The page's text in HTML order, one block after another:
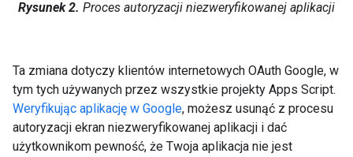
Rysunek 2. Proces autoryzacji niezweryfikowanej aplikacji
Ta zmiana dotyczy klientów internetowych OAuth Google, w
tym tych używanych przez wszystkie projekty Apps Script.
Weryfikując aplikację w Google, możesz usunąć z procesu
autoryzacji ekran niezweryfikowanej aplikacji i dać
użytkownikom pewność, że Twoja aplikacja nie jest